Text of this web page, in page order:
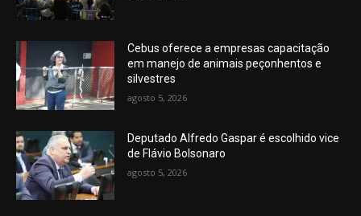
Cebus oferece a empresas capacitação
em manejo de animais peçonhentos e
silvestres
agosto 5, 2026
Deputado Alfredo Gaspar é escolhido vice
de Flávio Bolsonaro
agosto 5, 2026